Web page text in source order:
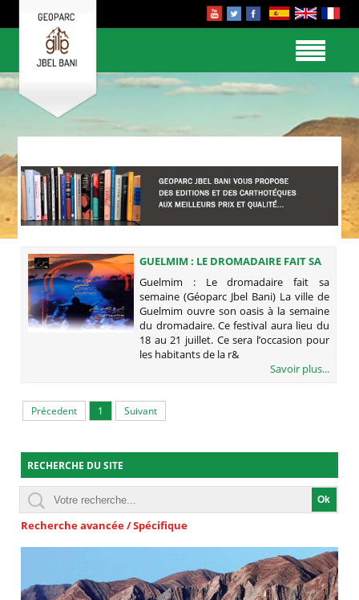
GUELMIM : LE DROMADAIRE FAIT SA
SEMAINE (GÉOPARC JBEL BANI)
Guelmim : Le dromadaire fait sa
semaine (Géoparc Jbel Bani) La ville de
Guelmim ouvre son oasis à la semaine
du dromadaire. Ce festival aura lieu du
18 au 21 juillet. Ce sera l’occasion pour
les habitants de la r&
Savoir plus...
Précedent 1 Suivant
RECHERCHE DU SITE
Recherche avancée / Spécifique